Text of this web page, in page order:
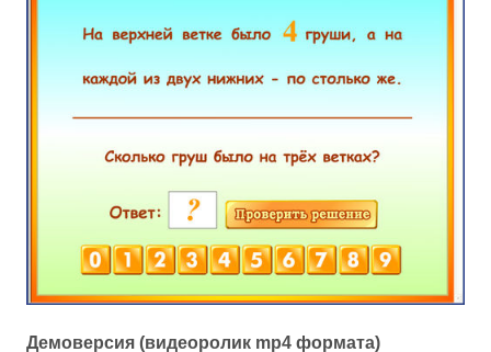
Демоверсия (видеоролик mp4 формата)